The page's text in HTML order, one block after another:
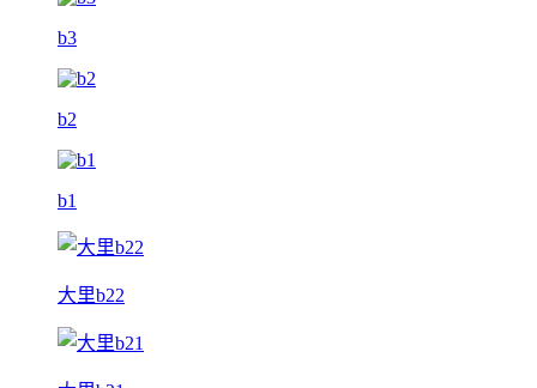
b3
b2
b1
大里b22